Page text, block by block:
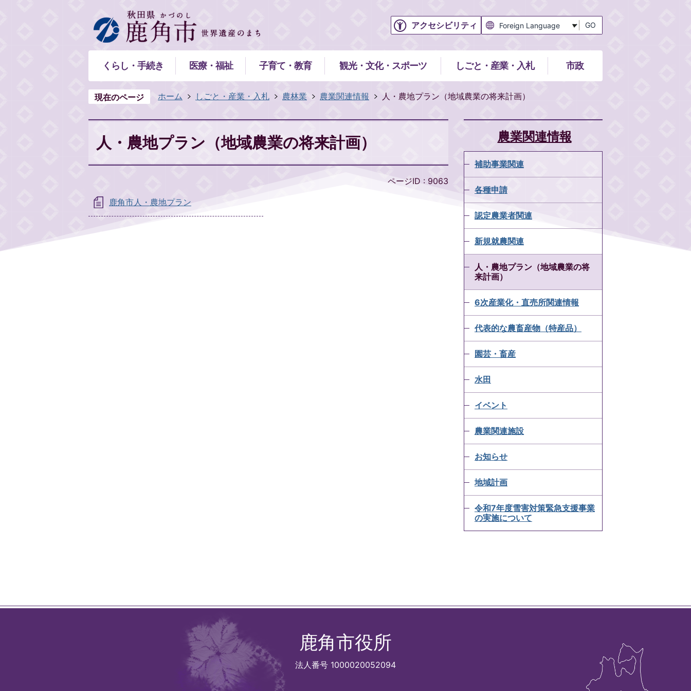
アクセシビリティ GO
くらし・手続き 医療・福祉 子育て・教育 観光・文化・スポーツ しごと・産業・入札 市政
現在のページ ホーム しごと・産業・入札 農林業 農業関連情報 人・農地プラン（地域農業の将来計画）
人・農地プラン（地域農業の将来計画）
ページID : 9063
鹿角市人・農地プラン
農業関連情報
補助事業関連
各種申請
認定農業者関連
新規就農関連
人・農地プラン（地域農業の将
来計画）
6次産業化・直売所関連情報
代表的な農畜産物（特産品）
園芸・畜産
水田
イベント
農業関連施設
お知らせ
地域計画
令和7年度雪害対策緊急支援事業
の実施について
鹿角市役所
法人番号 1000020052094